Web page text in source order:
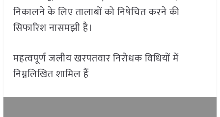
निकालने के लिए तालाबों को निषेचित करने की
सिफारिश नासमझी है।
महत्वपूर्ण जलीय खरपतवार निरोधक विधियों में
निम्नलिखित शामिल हैं